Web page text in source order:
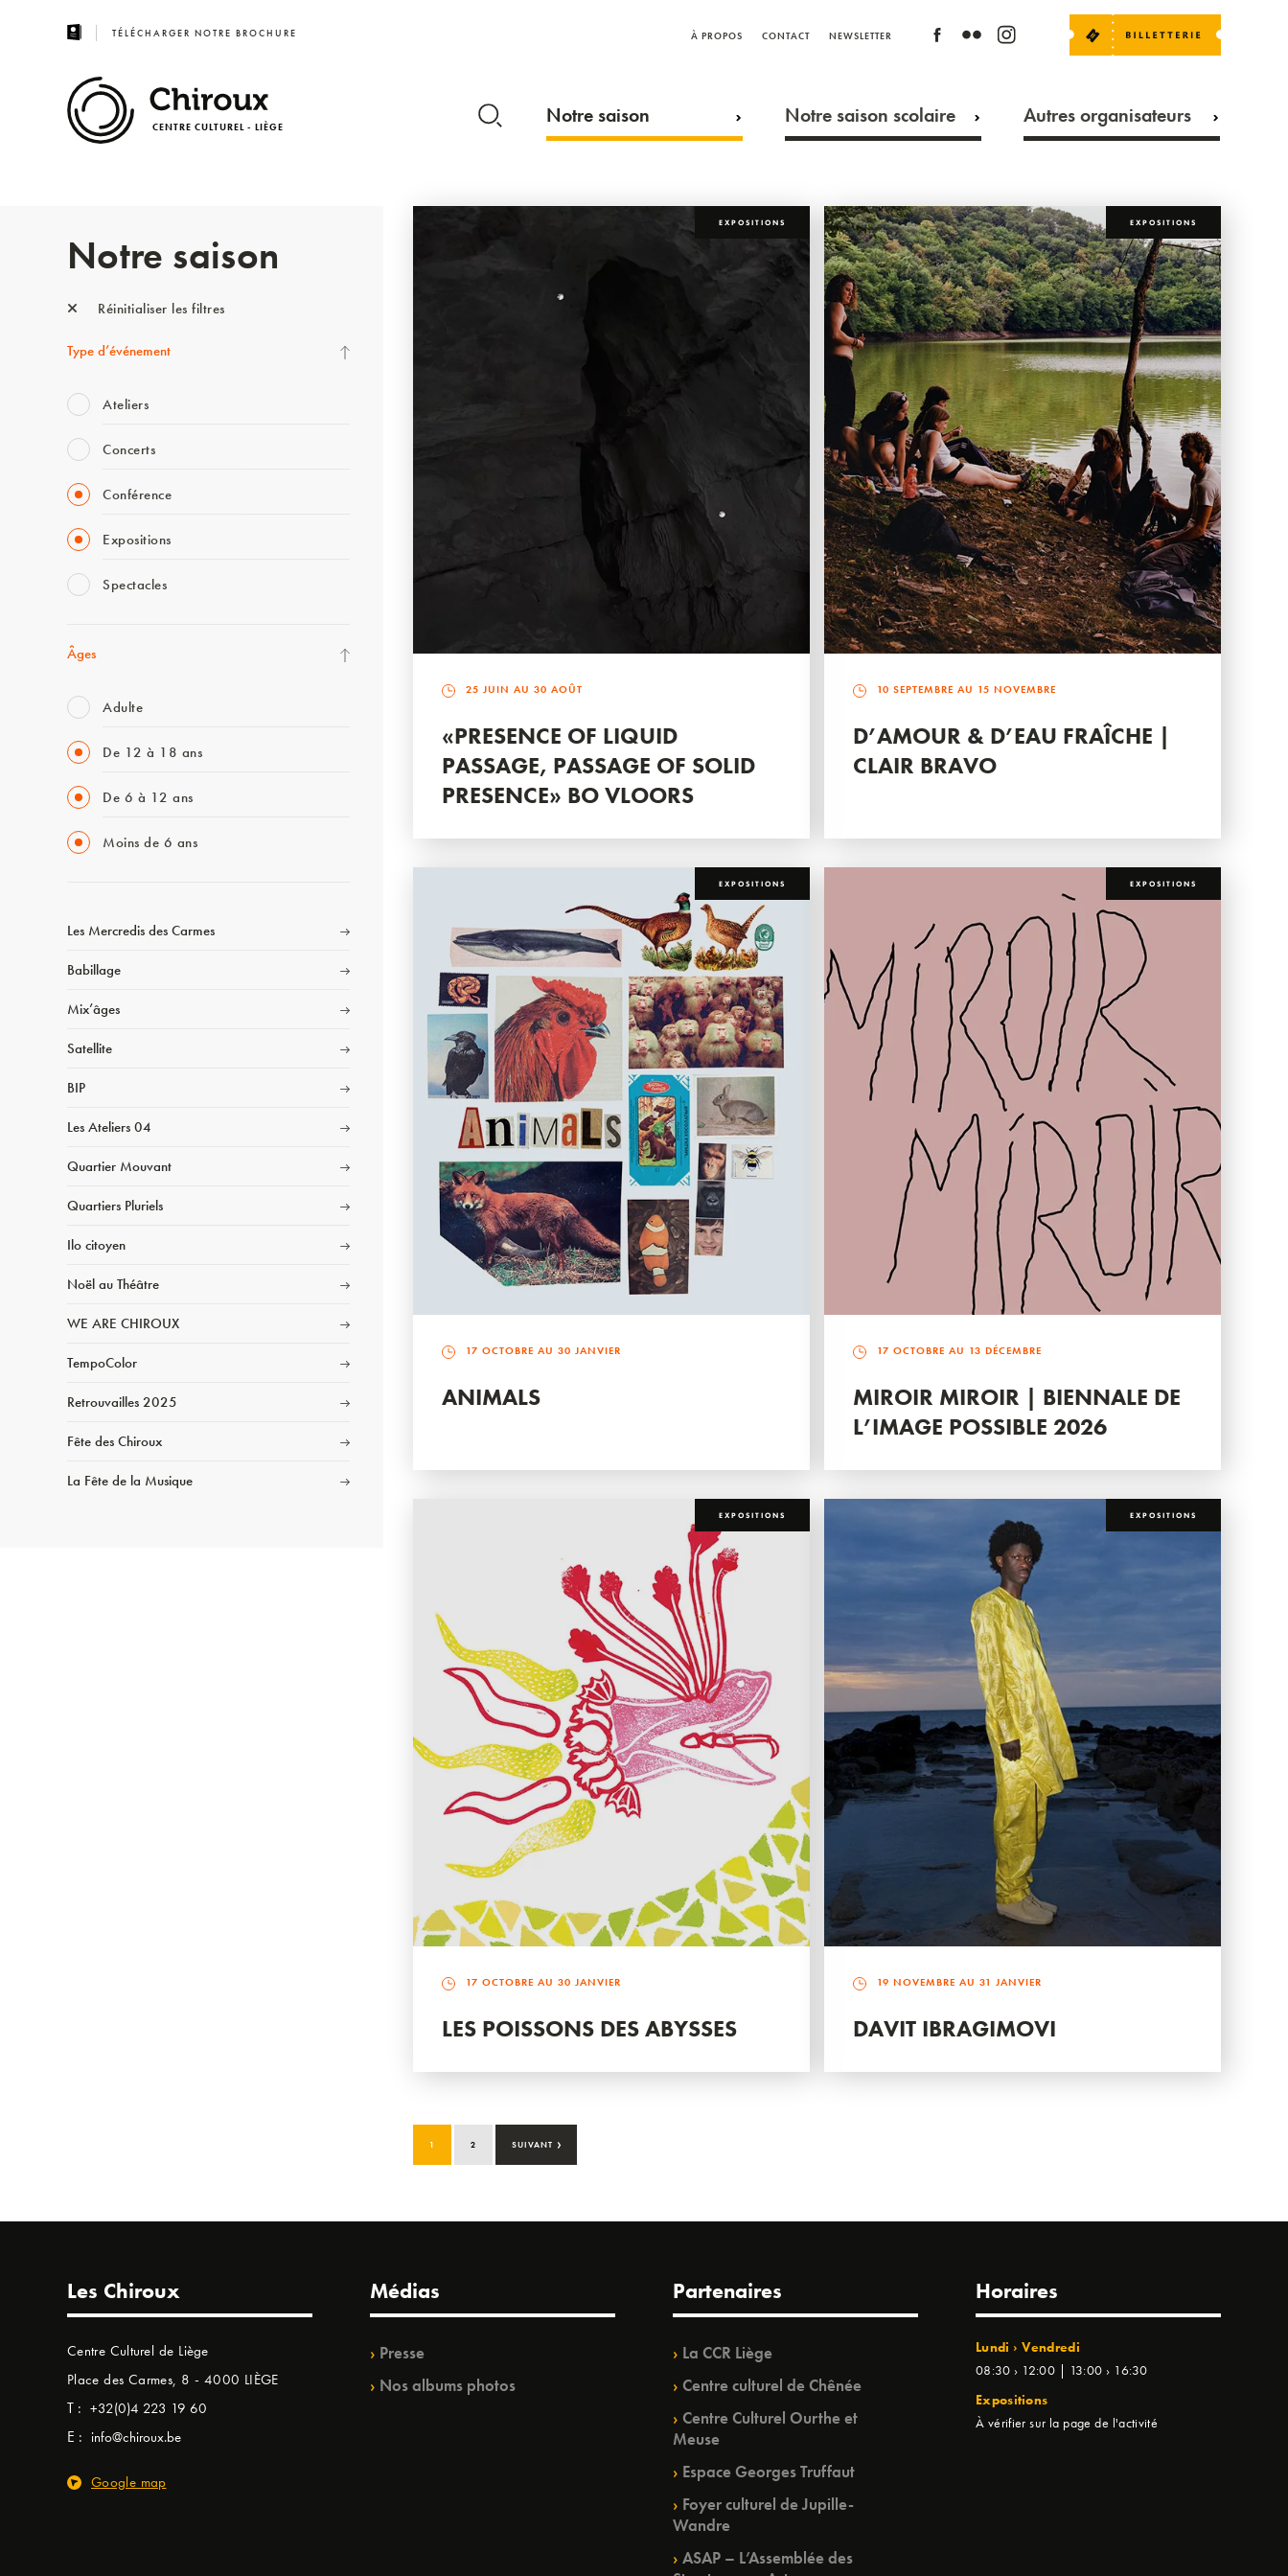
TÉLÉCHARGER NOTRE BROCHURE À PROPOS CONTACT NEWSLETTER
CENTRE CULTUREL - LIÈGE Notre saison Notre saison scolaire Autres organisateurs
Notre saison
Réinitialiser les filtres
Type d’événement
Ateliers
Concerts
Conférence
Expositions
Spectacles
Âges
Adulte
De 12 à 18 ans
De 6 à 12 ans
Moins de 6 ans
Les Mercredis des Carmes
Babillage
Mix’âges
Satellite
BIP
Les Ateliers 04
Quartier Mouvant
Quartiers Pluriels
Ilo citoyen
Noël au Théâtre
WE ARE CHIROUX
TempoColor
Retrouvailles 2025
Fête des Chiroux
La Fête de la Musique
EXPOSITIONS
25 JUIN AU 30 AOÛT
«PRESENCE OF LIQUID
PASSAGE, PASSAGE OF SOLID
PRESENCE» BO VLOORS
EXPOSITIONS
10 SEPTEMBRE AU 15 NOVEMBRE
D’AMOUR & D’EAU FRAÎCHE |
CLAIR BRAVO
EXPOSITIONS
17 OCTOBRE AU 30 JANVIER
ANIMALS
EXPOSITIONS
17 OCTOBRE AU 13 DÉCEMBRE
MIROIR MIROIR | BIENNALE DE
L’IMAGE POSSIBLE 2026
EXPOSITIONS
17 OCTOBRE AU 30 JANVIER
LES POISSONS DES ABYSSES
EXPOSITIONS
19 NOVEMBRE AU 31 JANVIER
DAVIT IBRAGIMOVI
1 2 SUIVANT ›
Les Chiroux
Centre Culturel de Liège
Place des Carmes, 8 - 4000 LIÈGE
T : +32(0)4 223 19 60
E : info@chiroux.be
Google map
Médias
Presse
Nos albums photos
Partenaires
La CCR Liège
Centre culturel de Chênée
Centre Culturel Ourthe et
Meuse
Espace Georges Truffaut
Foyer culturel de Jupille-
Wandre
ASAP – L’Assemblée des
Horaires
Lundi › Vendredi
08:30 › 12:00 | 13:00 › 16:30
Expositions
À vérifier sur la page de l'activité